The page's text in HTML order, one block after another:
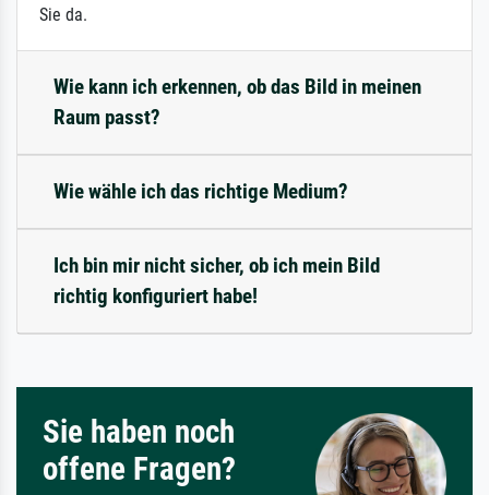
Sie da.
Wie kann ich erkennen, ob das Bild in meinen
Raum passt?
Wie wähle ich das richtige Medium?
Ich bin mir nicht sicher, ob ich mein Bild
richtig konfiguriert habe!
Sie haben noch
offene Fragen?